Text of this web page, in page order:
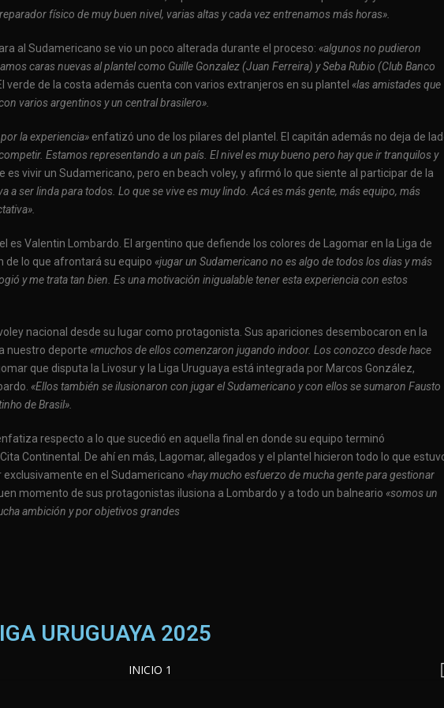
físico de muy buen nivel, varias altas y cada vez entrenamos más horas».
al Sudamericano se vio un poco alterada durante el proceso: «algunos no pudieron
caras nuevas al plantel como Guille Gonzalez (Juan Ferreira) y Seba Rubio (Club Banco
verde de la costa además cuenta con varios extranjeros en su plantel «las amistades que
varios argentinos y un central brasilero».
la experiencia» enfatizó uno de los pilares del plantel. El capitán además no deja de
Estamos representando a un país. El nivel es muy bueno pero hay que ir tranquilos y
es vivir un Sudamericano, pero en beach voley, y afirmó lo que siente al participar de la
a ser linda para todos. Lo que se vive es muy lindo. Acá es más gente, más equipo, más
es Valentin Lombardo. El argentino que defiende los colores de Lagomar en la Liga de
de lo que afrontará su equipo «jugar un Sudamericano no es algo de todos los dias y más
y me trata tan bien. Es una motivación inigualable tener esta experiencia con estos
nacional desde su lugar como protagonista. Sus apariciones desembocaron en la
nuestro deporte «muchos de ellos comenzaron jugando indoor. Los conozco desde hace
que disputa la Livosur y la Liga Uruguaya está integrada por Marcos González,
«Ellos también se ilusionaron con jugar el Sudamericano y con ellos se sumaron Fausto
de Brasil».
respecto a lo que sucedió en aquella final en donde su equipo terminó
Continental. De ahí en más, Lagomar, allegados y el plantel hicieron todo lo que
en el Sudamericano «hay mucho esfuerzo de mucha gente para gestionar
momento de sus protagonistas ilusiona a Lombardo y a todo un balneario «somos un
ambición y por objetivos grandes
URUGUAYA 2025